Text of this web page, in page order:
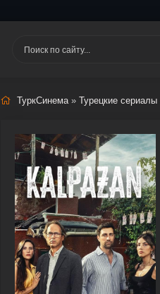
ТуркСинема» Турецкие сериалы